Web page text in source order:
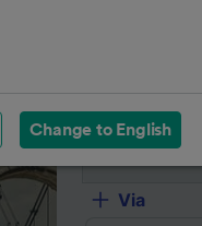
Von
Nach
Via
Change to English